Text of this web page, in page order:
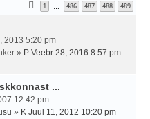
1 486 487 488 489
2013 5:20 pm
» P Veebr 28, 2016 8:57 pm
...
12:42 pm
» K Juul 11, 2012 10:20 pm